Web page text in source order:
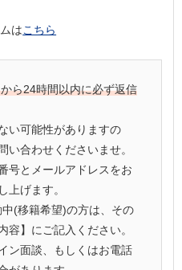
はこちら
ら24時間以内に必ず返信
い可能性がありますの
い合わせくださいませ。
号とメールアドレスをお
上げます。
(移籍希望)の方は、その
容】にご記入ください。
ン面談、もしくはお電話